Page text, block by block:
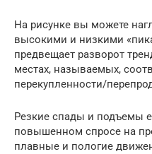
На риcунке вы можете
высокими и низкими
предвещает разворот
местах, называемых,
перекупленности/
Резкие спады и подъемы
повышенном спросе на
плавные и пологие